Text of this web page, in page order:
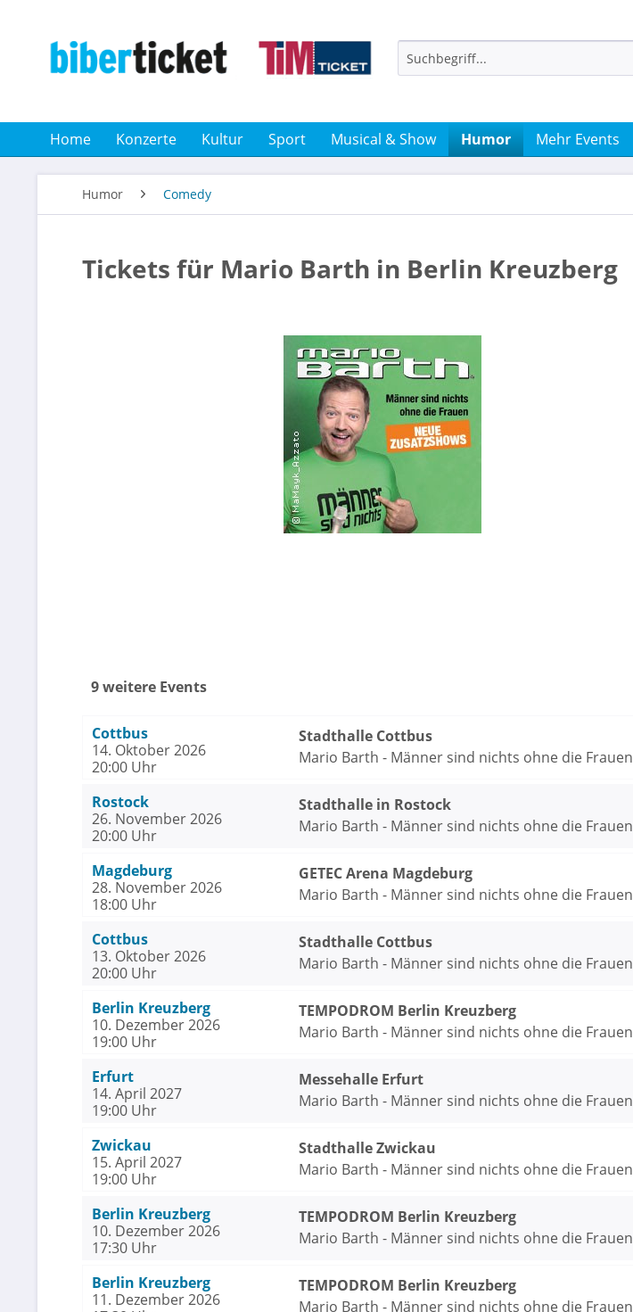
Home Konzerte Kultur Sport Musical & Show Humor Mehr Events
Humor Comedy
Tickets für Mario Barth in Berlin Kreuzberg
9 weitere Events
Cottbus
14. Oktober 2026
20:00 Uhr
Stadthalle Cottbus
Mario Barth - Männer sind nichts ohne die Frauen
Rostock
26. November 2026
20:00 Uhr
Stadthalle in Rostock
Mario Barth - Männer sind nichts ohne die Frauen
Magdeburg
28. November 2026
18:00 Uhr
GETEC Arena Magdeburg
Mario Barth - Männer sind nichts ohne die Frauen
Cottbus
13. Oktober 2026
20:00 Uhr
Stadthalle Cottbus
Mario Barth - Männer sind nichts ohne die Frauen
Berlin Kreuzberg
10. Dezember 2026
19:00 Uhr
TEMPODROM Berlin Kreuzberg
Mario Barth - Männer sind nichts ohne die Frauen
Erfurt
14. April 2027
19:00 Uhr
Messehalle Erfurt
Mario Barth - Männer sind nichts ohne die Frauen
Zwickau
15. April 2027
19:00 Uhr
Stadthalle Zwickau
Mario Barth - Männer sind nichts ohne die Frauen
Berlin Kreuzberg
10. Dezember 2026
17:30 Uhr
TEMPODROM Berlin Kreuzberg
Mario Barth - Männer sind nichts ohne die Frauen
Berlin Kreuzberg
11. Dezember 2026
TEMPODROM Berlin Kreuzberg
Mario Barth - Männer sind nichts ohne die Frauen